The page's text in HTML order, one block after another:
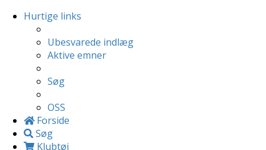
Hurtige links
Ubesvarede indlæg
Aktive emner
Søg
OSS
Forside
Søg
Klubtøj